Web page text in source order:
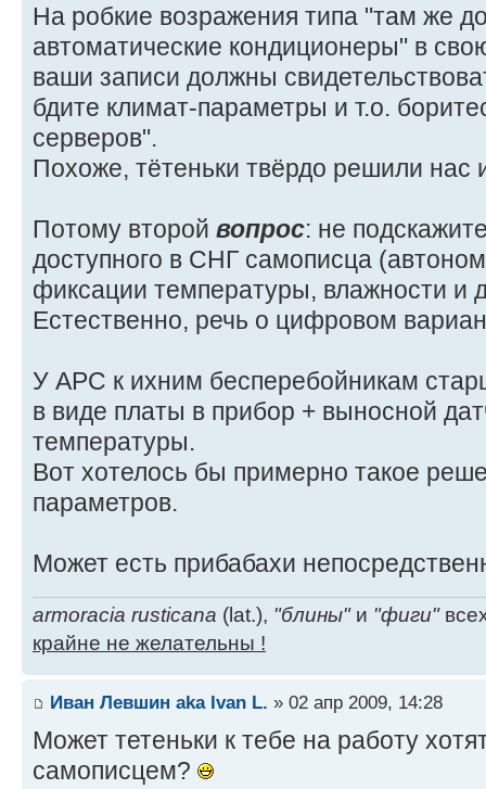
На робкие возражения типа "там же
автоматические кондиционеры" в
ваши записи должны
бдите климат-параметры и т.о.
серверов".
Похоже, тётеньки твёрдо решили нас
Потому второй вопрос: не
доступного в СНГ самописца
фиксации температуры, влажности и
Естественно, речь о цифровом
У APC к ихним бесперебойникам
в виде платы в прибор + выносной
температуры.
Вот хотелось бы примерно такое
параметров.
Может есть прибабахи
armoracia rusticana (lat.), "блины"и "фиги"
крайне не желательны !
Иван Левшин aka Ivan L. » 02 апр 2009, 14:28
Может тетеньки к тебе на работу
самописцем?